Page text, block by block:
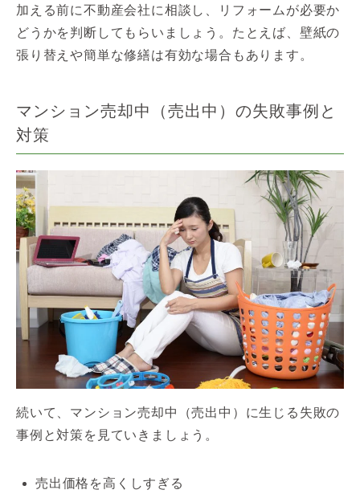
加える前に不動産会社に相談し、リフォームが必要か
どうかを判断してもらいましょう。たとえば、壁紙の
張り替えや簡単な修繕は有効な場合もあります。
マンション売却中（売出中）の失敗事例と
対策
続いて、マンション売却中（売出中）に生じる失敗の
事例と対策を見ていきましょう。
売出価格を高くしすぎる